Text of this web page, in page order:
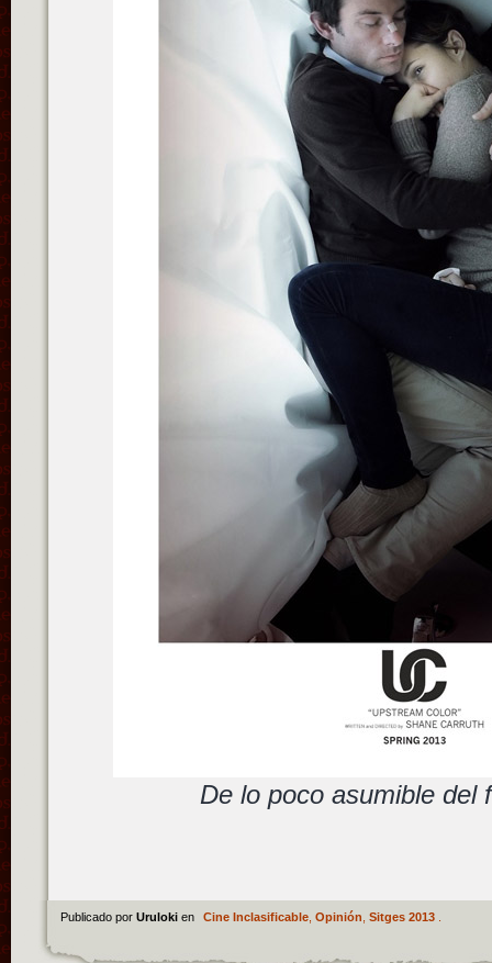
De lo poco asumible del
Publicado por Uruloki en Cine Inclasificable, Opinión Sitges 2013.